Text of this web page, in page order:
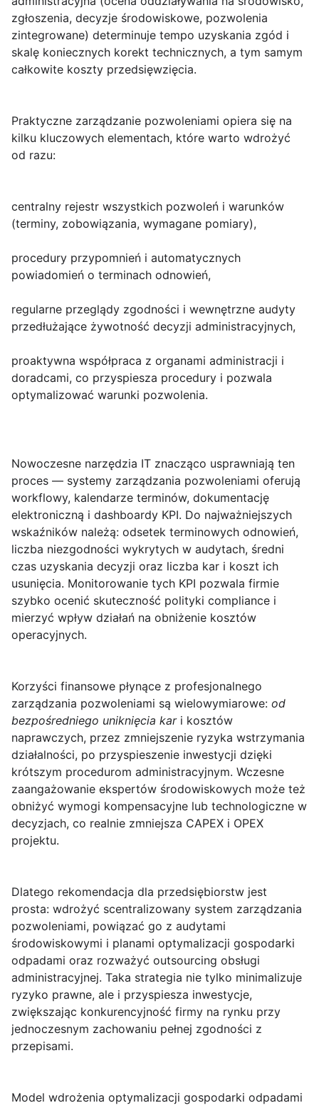
zgłoszenia, decyzje środowiskowe, pozwolenia
zintegrowane) determinuje tempo uzyskania zgód i
skalę koniecznych korekt technicznych, a tym samym
całkowite koszty przedsięwzięcia.
Praktyczne zarządzanie pozwoleniami opiera się na
kilku kluczowych elementach, które warto wdrożyć
od razu:
centralny rejestr wszystkich pozwoleń i warunków
(terminy, zobowiązania, wymagane pomiary),
procedury przypomnień i automatycznych
powiadomień o terminach odnowień,
regularne przeglądy zgodności i wewnętrzne audyty
przedłużające żywotność decyzji administracyjnych,
proaktywna współpraca z organami administracji i
doradcami, co przyspiesza procedury i pozwala
optymalizować warunki pozwolenia.
Nowoczesne narzędzia IT znacząco usprawniają ten
proces — systemy zarządzania pozwoleniami oferują
workflowy, kalendarze terminów, dokumentację
elektroniczną i dashboardy KPI. Do najważniejszych
wskaźników należą: odsetek terminowych odnowień,
liczba niezgodności wykrytych w audytach, średni
czas uzyskania decyzji oraz liczba kar i koszt ich
usunięcia. Monitorowanie tych KPI pozwala firmie
szybko ocenić skuteczność polityki compliance i
mierzyć wpływ działań na obniżenie kosztów
operacyjnych.
Korzyści finansowe płynące z profesjonalnego
zarządzania pozwoleniami są wielowymiarowe: od
bezpośredniego uniknięcia kari kosztów
naprawczych, przez zmniejszenie ryzyka wstrzymania
działalności, po przyspieszenie inwestycji dzięki
krótszym procedurom administracyjnym. Wczesne
zaangażowanie ekspertów środowiskowych może też
obniżyć wymogi kompensacyjne lub technologiczne w
decyzjach, co realnie zmniejsza CAPEX i OPEX
projektu.
Dlatego rekomendacja dla przedsiębiorstw jest
prosta: wdrożyć scentralizowany system zarządzania
pozwoleniami, powiązać go z audytami
środowiskowymi i planami optymalizacji gospodarki
odpadami oraz rozważyć outsourcing obsługi
administracyjnej. Taka strategia nie tylko minimalizuje
ryzyko prawne, ale i przyspiesza inwestycje,
zwiększając konkurencyjność firmy na rynku przy
jednoczesnym zachowaniu pełnej zgodności z
przepisami.
Model wdrożenia optymalizacji gospodarki odpadami